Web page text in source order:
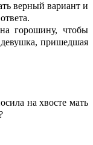
верный вариант и
горошину, чтобы
пришедшая
на хвосте мать